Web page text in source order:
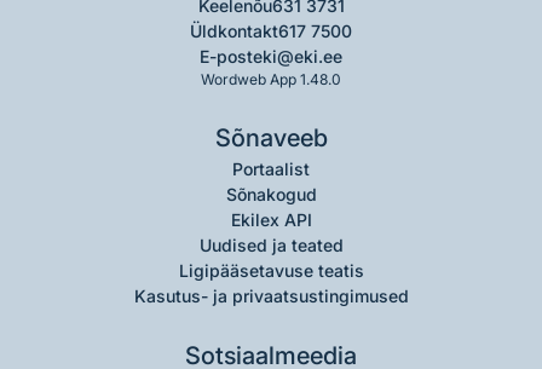
Keelenõu631 3731
Üldkontakt617 7500
E-posteki@eki.ee
Wordweb App 1.48.0
Sõnaveeb
Portaalist
Sõnakogud
Ekilex API
Uudised ja teated
Ligipääsetavuse teatis
Kasutus- ja privaatsustingimused
Sotsiaalmeedia